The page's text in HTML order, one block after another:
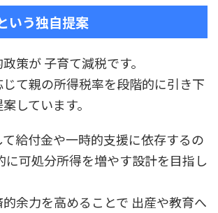
いう独自提案
策が 子育て減税です。
て親の所得税率を段階的に引き下
しています。
給付金や一時的支援に依存するの
に可処分所得を増やす設計を目指し
余力を高めることで 出産や教育へ